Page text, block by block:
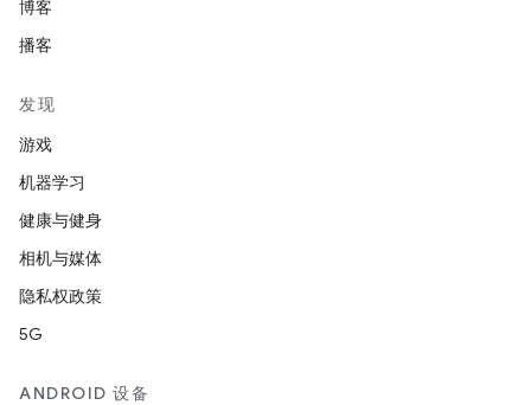
博客
播客
发现
游戏
机器学习
健康与健身
相机与媒体
隐私权政策
5G
ANDROID 设备